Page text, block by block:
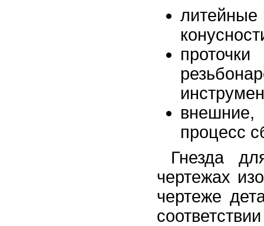
литейные
процесс
Гнезда
чертежах
чертеже